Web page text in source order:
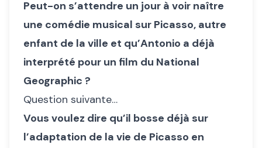
Peut-on s’attendre un jour à voir naître
une comédie musical sur Picasso, autre
enfant de la ville et qu’Antonio a déjà
interprété pour un film du National
Geographic ?
Question suivante…
Vous voulez dire qu’il bosse déjà sur
l’adaptation de la vie de Picasso en